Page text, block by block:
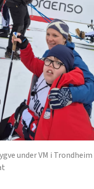
under VM i